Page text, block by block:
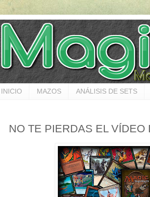
INICIO MAZOS ANÁLISIS DE SETS
NO TE PIERDAS EL VÍDEO